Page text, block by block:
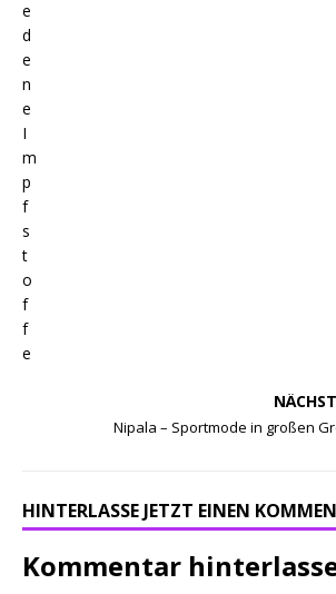
Nipala – Sportmode in großen
HINTERLASSE JETZT EINEN
Kommentar